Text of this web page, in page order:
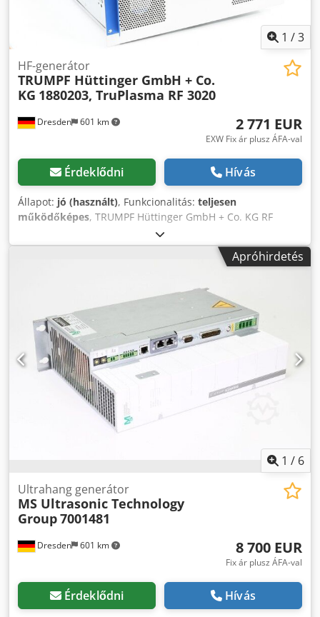
1 /3
Dresden 601 km
HF-generátor
TRUMPF Hüttinger GmbH + Co.
KG 1880203, TruPlasma RF 3020
2 771 EUR
EXW Fix ár plusz ÁFA-val
Érdeklődni Hívás
Állapot: jó (használt), Funkcionalitás: teljesen
működőképes, TRUMPF Hüttinger GmbH + Co. KG RF
generátor 13,56 MHz, 20 kW, 1880203, TruPlasma RF 3020
Modell: 1880203 Dwodpfxjuykf Ao Anuea Típus:
TruPlasmaRF3020 Műszaki adatok: 400V-480V 50/60Hz
Apróhirdetés
1 / 6
Dresden 601 km
Ultrahang generátor
MS Ultrasonic Technology
Group7001481
8 700 EUR
Fix ár plusz ÁFA-val
Érdeklődni Hívás